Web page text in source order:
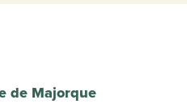
de Majorque